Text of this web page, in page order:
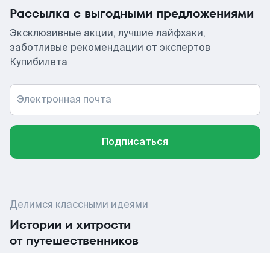
Рассылка с выгодными предложениями
Эксклюзивные акции, лучшие лайфхаки,
заботливые рекомендации от экспертов
Купибилета
Электронная почта
Подписаться
Делимся классными идеями
Истории и хитрости
от путешественников